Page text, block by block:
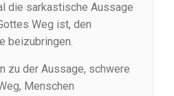
die sarkastische Aussage
Weg ist, den
beizubringen.
zu der Aussage, schwere
Menschen